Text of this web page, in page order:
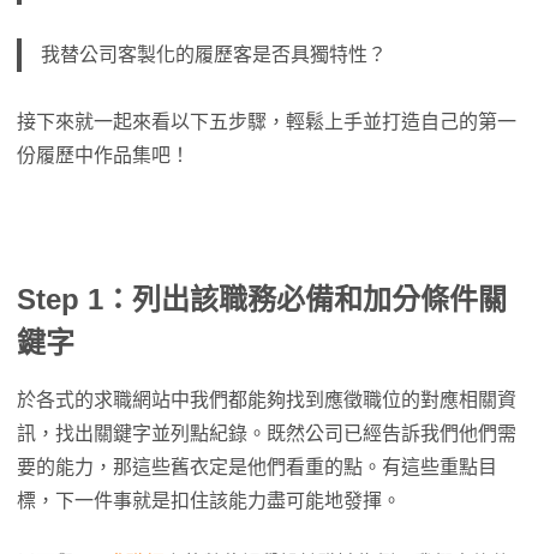
我替公司客製化的履歷客是否具獨特性？
接下來就一起來看以下五步驟，輕鬆上手並打造自己的第一
份履歷中作品集吧！
Step 1：列出該職務必備和加分條件關
鍵字
於各式的求職網站中我們都能夠找到應徵職位的對應相關資
訊，找出關鍵字並列點紀錄。既然公司已經告訴我們他們需
要的能力，那這些舊衣定是他們看重的點。有這些重點目
標，下一件事就是扣住該能力盡可能地發揮。